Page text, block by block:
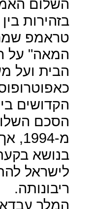
השלום
בזהירות
טראמפ
המאה" על
הבית ועל
הקדושים
הסכם
מ-
בנושא
לישראל
ריבונותה.
המלך